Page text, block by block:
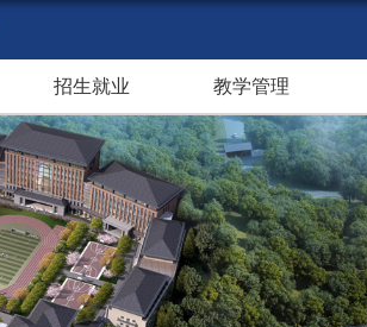
招生就业 教学管理